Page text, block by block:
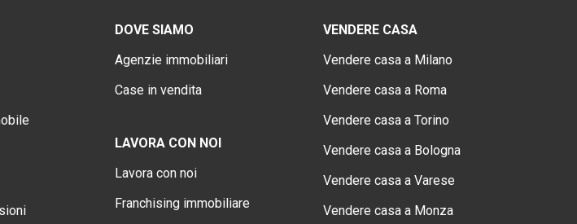
DOVE SIAMO
Agenzie immobiliari
Case in vendita
LAVORA CON NOI
Lavora con noi
Franchising immobiliare
VENDERE CASA
Vendere casa a Milano
Vendere casa a Roma
Vendere casa a Torino
Vendere casa a Bologna
Vendere casa a Varese
Vendere casa a Monza